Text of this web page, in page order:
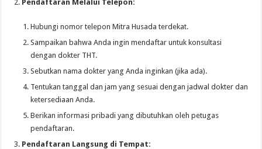
Pendaftaran Melalui Telepon:
Hubungi nomor telepon Mitra Husada terdekat.
Sampaikan bahwa Anda ingin mendaftar untuk konsultasi
dengan dokter THT.
Sebutkan nama dokter yang Anda inginkan (jika ada).
Tentukan tanggal dan jam yang sesuai dengan jadwal dokter dan
ketersediaan Anda.
Berikan informasi pribadi yang dibutuhkan oleh petugas
pendaftaran.
Pendaftaran Langsung di Tempat: